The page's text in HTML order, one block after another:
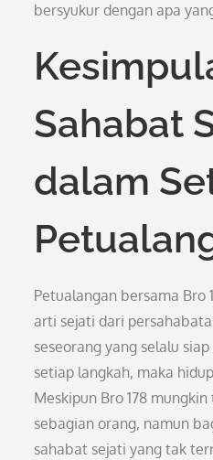
bersyukur dengan apa
Sahabat
dalam
Petualangan bersama Bro
arti sejati dari
seseorang yang selalu
setiap langkah, maka
Meskipun Bro 178
sebagian orang, namun
sahabat sejati yang tak